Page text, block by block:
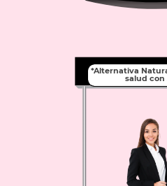
*Alternativa
salud con